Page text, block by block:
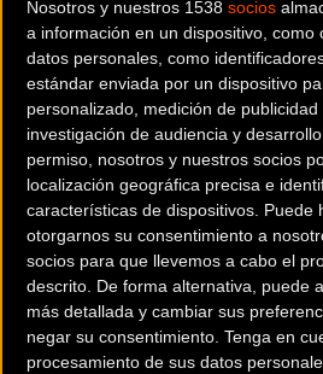
Nosotros y nuestros 1538 socios
a información en un dispositivo, como
datos personales, como
estándar enviada por un dispositivo
personalizado, medición de publicidad
investigación de audiencia y
permiso, nosotros y nuestros socios
localización geográfica precisa e
características de dispositivos. Puede
otorgarnos su consentimiento a
socios para que llevemos a cabo el
descrito. De forma alternativa, puede
más detallada y cambiar sus
negar su consentimiento. Tenga en
procesamiento de sus datos
2017a las11:15hen la sección de
Nuestro presentador Josema
probando el maillot y culotte
este vídeo nos cuenta sus
que cuentan con sello español,
transpirables y que han sido
tecnología.
Se adaptan a la forma del cuerpo
permitiendo total libertad de